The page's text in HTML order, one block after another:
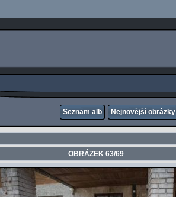
Seznam alb Nejnovější obrázky
OBRÁZEK 63/69